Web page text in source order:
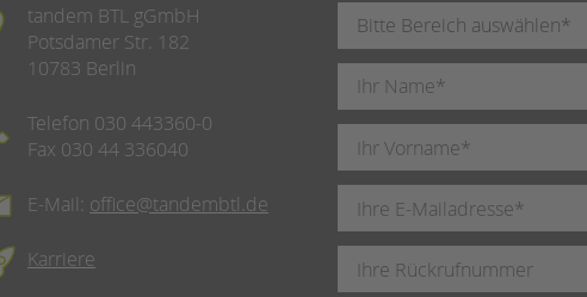
tandem BTL gGmbH
Potsdamer Str. 182
10783 Berlin
Telefon 030 443360-0
Fax 030 44 336040
E-Mail: office@tandembtl.de
Karriere